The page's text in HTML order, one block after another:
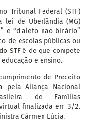
Tribunal Federal (STF)
lei de Uberlândia (MG)
e “dialeto não binário”
de escolas públicas ou
STF é de que compete
e ensino.
de Preceito
pela Aliança Nacional
de Famílias
finalizada em 3/2.
Cármen Lúcia.